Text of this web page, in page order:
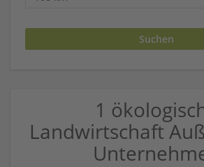
1
Landwirtschaft